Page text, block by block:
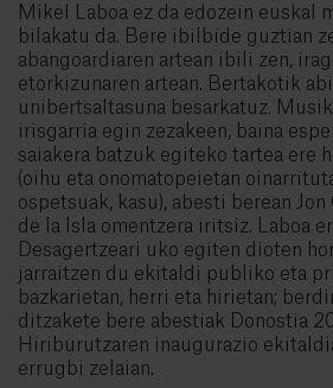
Mikel Laboa ez da edozein euskal
bilakatu da. Bere ibilbide guztian
abangoardiaren artean ibili zen,
etorkizunaren artean. Bertakotik
unibertsaltasuna besarkatuz.
irisgarria egin zezakeen, baina
saiakera batzuk egiteko tartea ere
(oihu eta onomatopeietan
ospetsuak, kasu), abesti berean Jon
de la Isla omentzera iritsiz. Laboa
Desagertzeari uko egiten dioten
jarraitzen du ekitaldi publiko eta
bazkarietan, herri eta hirietan;
ditzakete bere abestiak Donostia
Hiriburutzaren inaugurazio
errugbi zelaian.